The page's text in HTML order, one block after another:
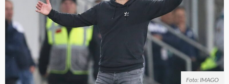
Foto: IMAGO